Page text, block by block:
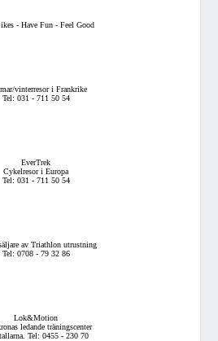
- Have Fun - Feel Good
vinterresor i Frankrike
Tel: 031 - 711 50 54
EverTrek
Cykelresor i Europa
Tel: 031 - 711 50 54
av Triathlon utrustning
Tel: 0708 - 79 32 86
Lok&Motion
ledande träningscenter
Tel: 0455 - 230 70